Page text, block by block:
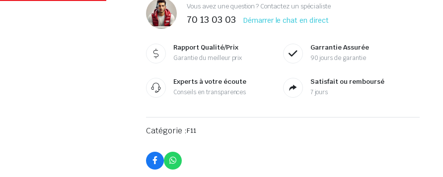
Vous avez une question ? Contactez un spécialiste
70 13 03 03 Démarrer le chat en direct
Rapport Qualité/Prix
Garantie du meilleur prix
Garrantie Assurée
90 jours de garantie
Experts à votre écoute
Conseils en transparences
Satisfait ou remboursé
7 jours
Catégorie :F11